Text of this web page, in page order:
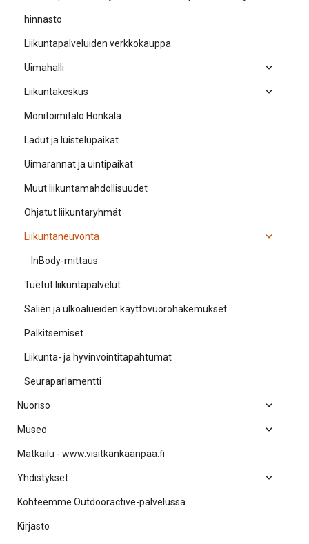
hinnasto
Liikuntapalveluiden verkkokauppa
Uimahalli
Liikuntakeskus
Monitoimitalo Honkala
Ladut ja luistelupaikat
Uimarannat ja uintipaikat
Muut liikuntamahdollisuudet
Ohjatut liikuntaryhmät
Liikuntaneuvonta
InBody-mittaus
Tuetut liikuntapalvelut
Salien ja ulkoalueiden käyttövuorohakemukset
Palkitsemiset
Liikunta- ja hyvinvointitapahtumat
Seuraparlamentti
Nuoriso
Museo
Matkailu - www.visitkankaanpaa.fi
Yhdistykset
Kohteemme Outdooractive-palvelussa
Kirjasto